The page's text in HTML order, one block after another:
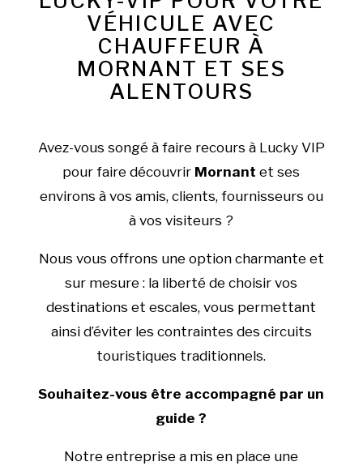
VÉHICULE AVEC
CHAUFFEUR À
MORNANT ET SES
ALENTOURS
Avez-vous songé à faire recours à Lucky VIP
pour faire découvrir Mornant et ses
environs à vos amis, clients, fournisseurs ou
à vos visiteurs ?
Nous vous offrons une option charmante et
sur mesure : la liberté de choisir vos
destinations et escales, vous permettant
ainsi d’éviter les contraintes des circuits
touristiques traditionnels.
Souhaitez-vous être accompagné par un
guide ?
Notre entreprise a mis en place une